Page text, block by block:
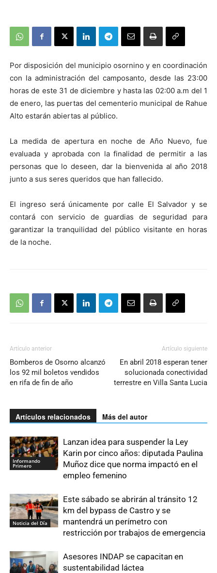
Por disposición del municipio osornino y en coordinación
con la administración del camposanto, desde las 23:00
horas de este 31 de diciembre y hasta las 02:00 a.m del 1
de enero, las puertas del cementerio municipal de Rahue
Alto estarán abiertas al público.
La medida de apertura en noche de Año Nuevo, fue
evaluada y aprobada con la finalidad de permitir a las
personas que lo deseen, dar la bienvenida al año 2018
junto a sus seres queridos que han fallecido.
El ingreso será únicamente por calle El Salvador y se
contará con servicio de guardias de seguridad para
garantizar la tranquilidad del público visitante en horas
de la noche.
Artículo anterior
Bomberos de Osorno alcanzó
los 92 mil boletos vendidos
en rifa de fin de año
Artículo siguiente
En abril 2018 esperan tener
solucionada conectividad
terrestre en Villa Santa Lucia
Artículos relacionados Más del autor
Informando
Primero
Lanzan idea para suspender la Ley
Karin por cinco años: diputada Paulina
Muñoz dice que norma impactó en el
empleo femenino
Noticia del Día
Este sábado se abrirán al tránsito 12
km del bypass de Castro y se
mantendrá un perímetro con
restricción por trabajos de emergencia
Asesores INDAP se capacitan en
sustentabilidad láctea